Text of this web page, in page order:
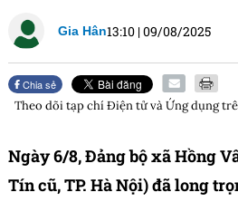
Gia Hân13:10 |09/08/2025
Chia sẻ
Theo dõi tạp chíĐiện tử và Ứng dụng
Ngày 6/8, Đảng bộ xã Hồng
Tín cũ, TP. Hà Nội) đã long